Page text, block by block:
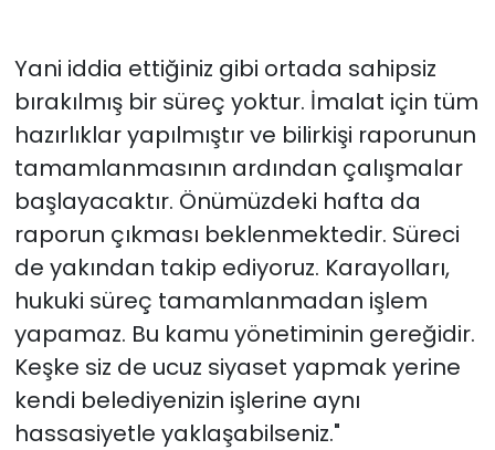
Yani iddia ettiğiniz gibi ortada sahipsiz
bırakılmış bir süreç yoktur. İmalat için tüm
hazırlıklar yapılmıştır ve bilirkişi raporunun
tamamlanmasının ardından çalışmalar
başlayacaktır. Önümüzdeki hafta da
raporun çıkması beklenmektedir. Süreci
de yakından takip ediyoruz. Karayolları,
hukuki süreç tamamlanmadan işlem
yapamaz. Bu kamu yönetiminin gereğidir.
Keşke siz de ucuz siyaset yapmak yerine
kendi belediyenizin işlerine aynı
hassasiyetle yaklaşabilseniz."